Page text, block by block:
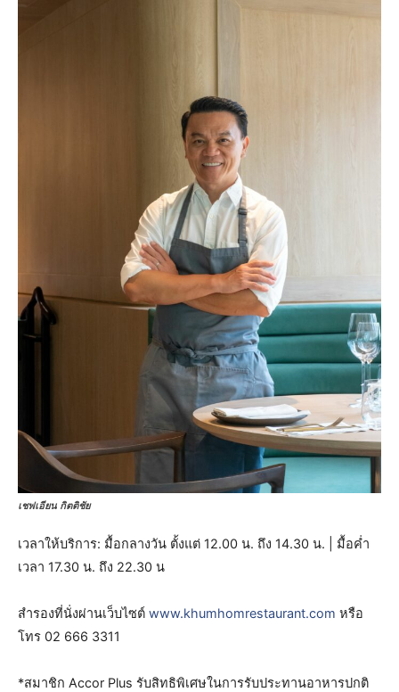
เชฟเอียน กิตติชัย
เวลาให้บริการ: มื้อกลางวัน ตั้งแต่ 12.00 น. ถึง 14.30 น. | มื้อค่ำ
เวลา 17.30 น. ถึง 22.30 น
สำรองที่นั่งผ่านเว็บไซต์ www.khumhomrestaurant.com หรือ
โทร 02 666 3311
*สมาชิก Accor Plus รับสิทธิพิเศษในการรับประทานอาหารปกติ